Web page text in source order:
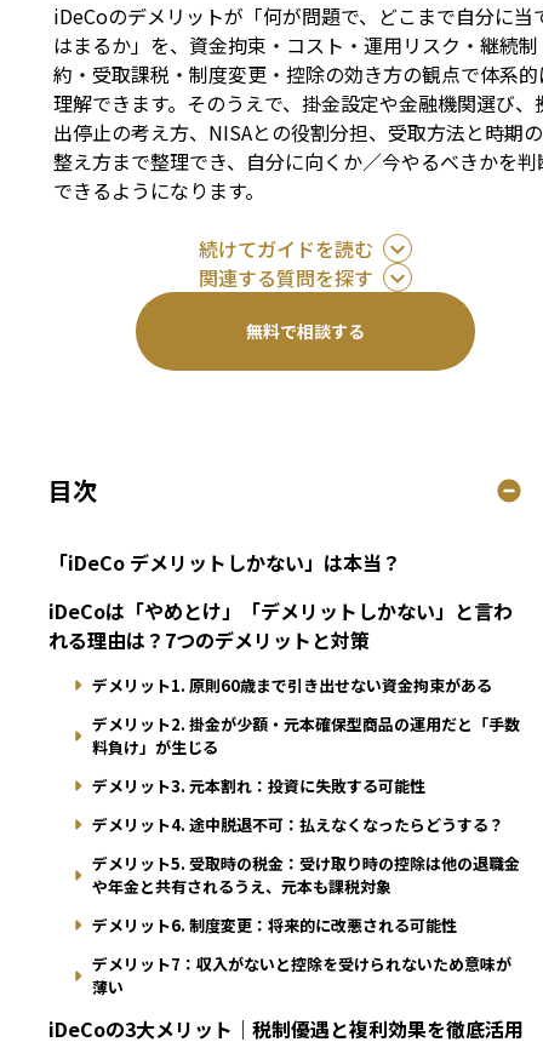
iDeCoのデメリットが「何が問題で、どこまで自分に当
はまるか」を、資金拘束・コスト・運用リスク・継続制
約・受取課税・制度変更・控除の効き方の観点で体系
理解できます。そのうえで、掛金設定や金融機関選び、
出停止の考え方、NISAとの役割分担、受取方法と時期の
整え方まで整理でき、自分に向くか／今やるべきかを判
できるようになります。
続けてガイドを読む
関連する質問を探す
無料で相談する
目次
「iDeCo デメリットしかない」は本当？
iDeCoは「やめとけ」「デメリットしかない」と言わ
れる理由は？7つのデメリットと対策
デメリット1. 原則60歳まで引き出せない資金拘束がある
デメリット2. 掛金が少額・元本確保型商品の運用だと「手数
料負け」が生じる
デメリット3. 元本割れ：投資に失敗する可能性
デメリット4. 途中脱退不可：払えなくなったらどうする？
デメリット5. 受取時の税金：受け取り時の控除は他の退職金
や年金と共有されるうえ、元本も課税対象
デメリット6. 制度変更：将来的に改悪される可能性
デメリット7：収入がないと控除を受けられないため意味が
薄い
iDeCoの3大メリット｜税制優遇と複利効果を徹底活用